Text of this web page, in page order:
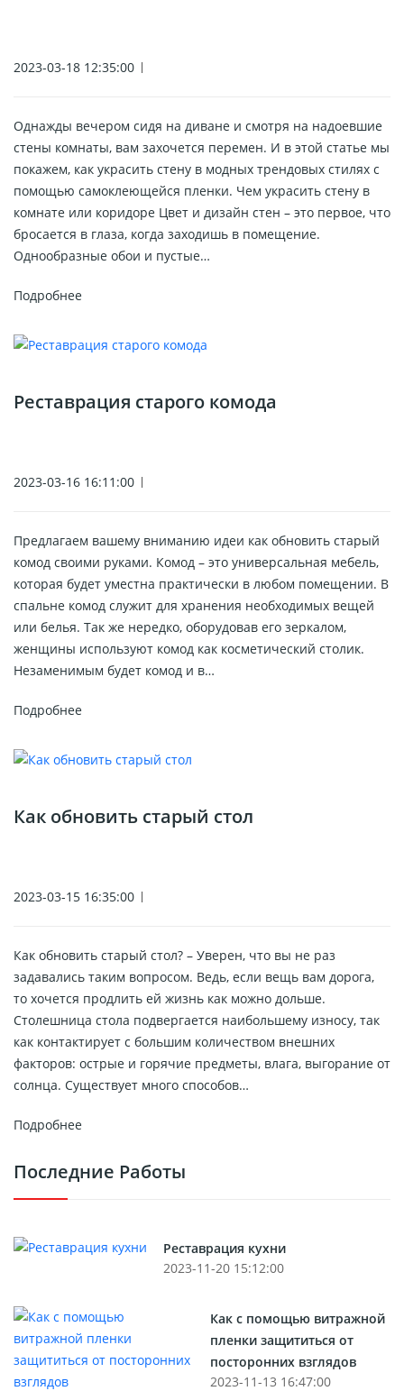
2023-03-18 12:35:00
Однажды вечером сидя на диване и смотря на надоевшие
стены комнаты, вам захочется перемен. И в этой статье мы
покажем, как украсить стену в модных трендовых стилях с
помощью самоклеющейся пленки. Чем украсить стену в
комнате или коридоре Цвет и дизайн стен – это первое, что
бросается в глаза, когда заходишь в помещение.
Однообразные обои и пустые…
Подробнее
Реставрация старого комода
2023-03-16 16:11:00
Предлагаем вашему вниманию идеи как обновить старый
комод своими руками. Комод – это универсальная мебель,
которая будет уместна практически в любом помещении. В
спальне комод служит для хранения необходимых вещей
или белья. Так же нередко, оборудовав его зеркалом,
женщины используют комод как косметический столик.
Незаменимым будет комод и в…
Подробнее
Как обновить старый стол
2023-03-15 16:35:00
Как обновить старый стол? – Уверен, что вы не раз
задавались таким вопросом. Ведь, если вещь вам дорога,
то хочется продлить ей жизнь как можно дольше.
Столешница стола подвергается наибольшему износу, так
как контактирует с большим количеством внешних
факторов: острые и горячие предметы, влага, выгорание от
солнца. Существует много способов…
Подробнее
Последние Работы
Реставрация кухни
2023-11-20 15:12:00
Как с помощью витражной
пленки защититься от
посторонних взглядов
2023-11-13 16:47:00